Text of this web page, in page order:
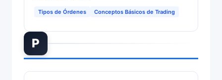
Tipos de Órdenes Conceptos Básicos de Trading
P